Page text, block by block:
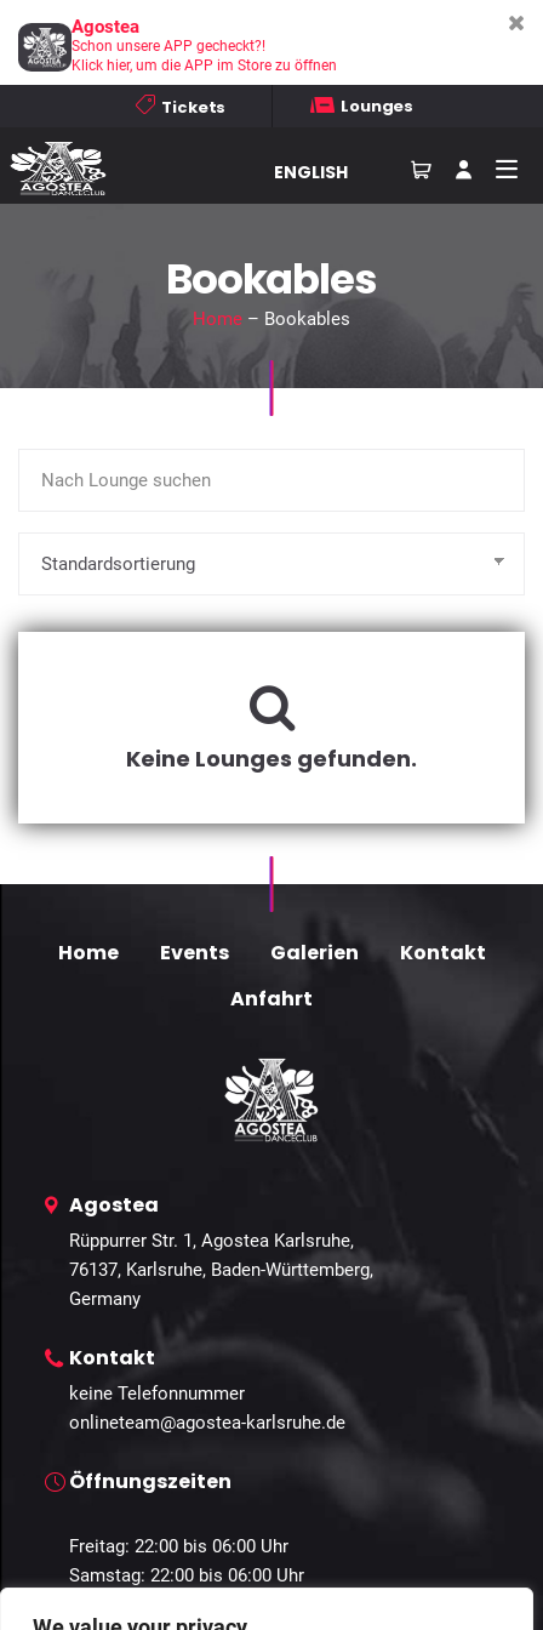
Tickets Lounges
ENGLISH
Bookables
Home– Bookables
Keine Lounges gefunden.
Home Events Galerien
Kontakt
Anfahrt
Agostea
Rüppurrer Str. 1, Agostea Karlsruhe,
76137, Karlsruhe, Baden-Württemberg,
Germany
Kontakt
keine Telefonnummer
onlineteam@agostea-karlsruhe.de
Öffnungszeiten
Freitag: 22:00 bis 06:00 Uhr
Samstag: 22:00 bis 06:00 Uhr
Agostea
Schon unsere APP gecheckt?!
Klick hier, um die APP im Store zu öffnen